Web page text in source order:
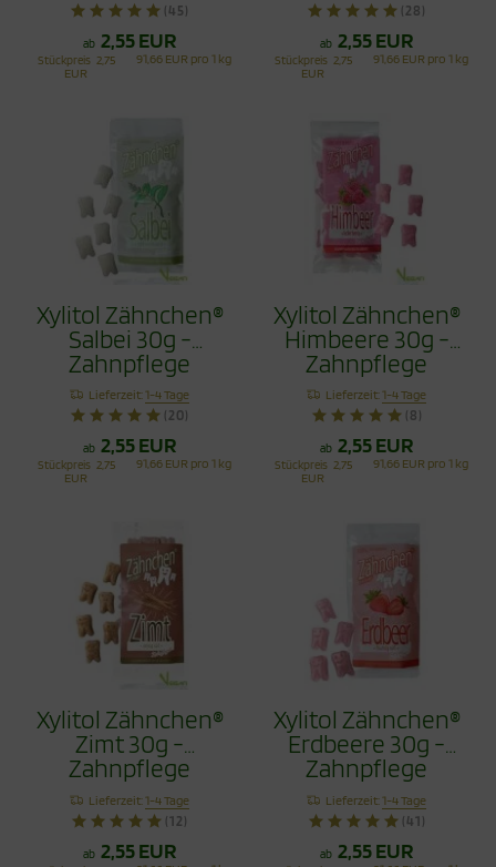
(45)
ab 2,55 EUR
Stückpreis 2,75
EUR
91,66 EUR pro 1 kg
(28)
ab 2,55 EUR
Stückpreis 2,75
EUR
91,66 EUR pro 1 kg
Xylitol Zähnchen®
Salbei 30g -
Zahnpflege
Bonbons
Lieferzeit:1-4 Tage
(20)
ab 2,55 EUR
Stückpreis 2,75
EUR
91,66 EUR pro 1 kg
Xylitol Zähnchen®
Himbeere 30g -
Zahnpflege
Bonbons
Lieferzeit:1-4 Tage
(8)
ab 2,55 EUR
Stückpreis 2,75
EUR
91,66 EUR pro 1 kg
Xylitol Zähnchen®
Zimt 30g -
Zahnpflege
Bonbons
Lieferzeit:1-4 Tage
(12)
ab 2,55 EUR
Xylitol Zähnchen®
Erdbeere 30g -
Zahnpflege
Bonbons
Lieferzeit:1-4 Tage
(41)
ab 2,55 EUR